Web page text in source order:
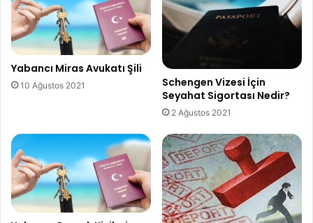
Yabancı Miras Avukatı Şili
10 Ağustos 2021
Schengen Vizesi İçin
Seyahat Sigortası Nedir?
2 Ağustos 2021